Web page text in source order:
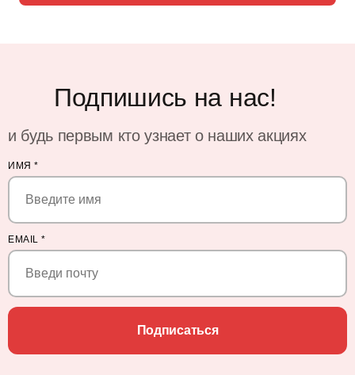
Подпишись на нас!
и будь первым кто узнает о наших акциях
ИМЯ *
EMAIL *
Подписаться